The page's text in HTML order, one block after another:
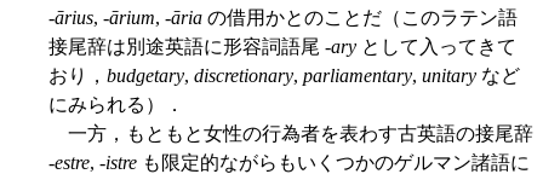
-ārius, -ārium, -āria の借用かとのことだ（このラテン語
接尾辞は別途英語に形容詞語尾 -ary として入ってきて
おり， budgetary, discretionary, parliamentary, unitary など
にみられる）．
一方，もともと女性の行為者を表わす古英語の接尾辞
-estre, -istre も限定的ながらもいくつかのゲルマン諸語に